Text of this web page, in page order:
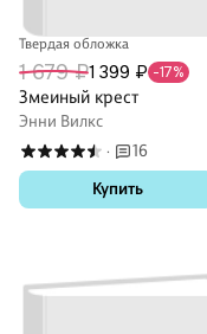
Твердая обложка
1 679 ₽1 399 ₽ -17%
Змеиный крест
Энни Вилкс
·
16
Купить